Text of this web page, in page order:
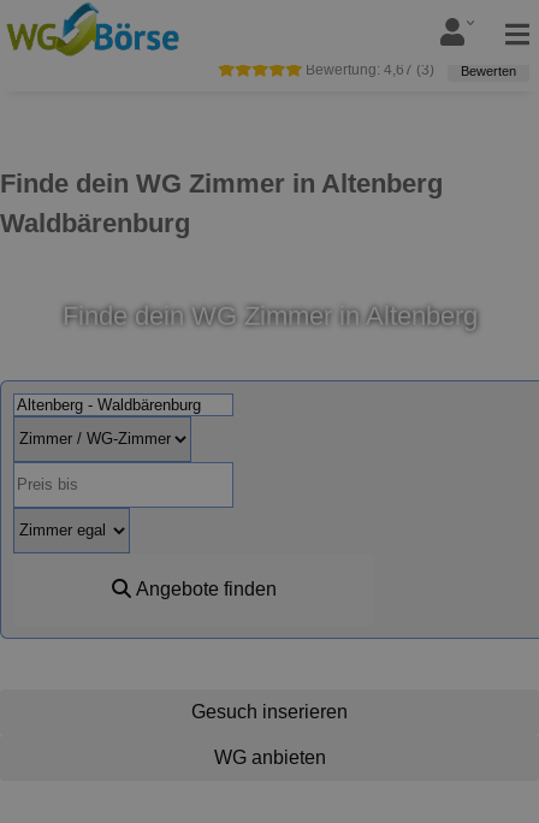
Finde dein WG Zimmer in Altenberg
Waldbärenburg
Bewertung: 4,67 (3) Bewerten
Finde dein WG Zimmer in Altenberg
Angebote finden
Gesuch inserieren
WG anbieten